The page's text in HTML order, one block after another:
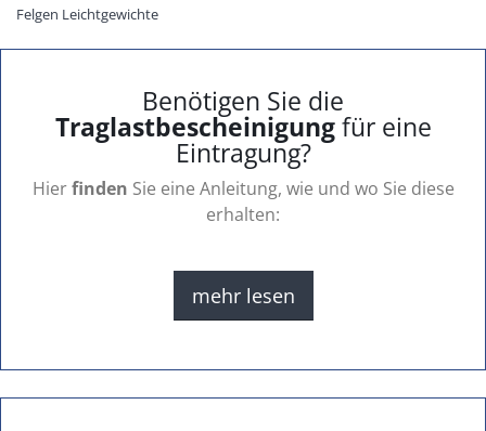
Felgen Leichtgewichte
Benötigen Sie die
Traglastbescheinigungfür eine
Eintragung?
Hierfinden Sie eine Anleitung, wie und wo Sie diese
erhalten:
mehr lesen